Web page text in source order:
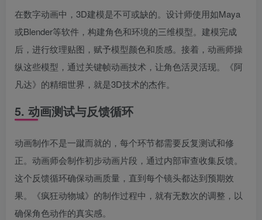
在数字动画中，3D建模是不可或缺的。设计师使用如Maya
或Blender等软件，构建角色和环境的三维模型。建模完成
后，进行纹理贴图，赋予模型颜色和质感。接着，动画师操
纵这些模型，通过关键帧动画技术，让角色活灵活现。《阿
凡达》的精细世界，就是3D技术的杰作。
5. 动画测试与反馈循环
动画制作不是一蹴而就的，每个环节都需要反复测试和修
正。动画师会制作初步动画片段，通过内部审查收集反馈。
这个反馈循环确保动画质量，直到每个镜头都达到预期效
果。《疯狂动物城》的制作过程中，就有无数次的调整，以
确保角色动作的真实感。